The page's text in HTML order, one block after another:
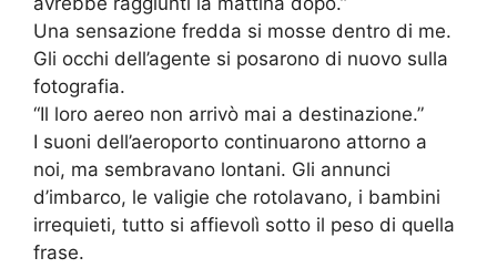
Una sensazione fredda si mosse dentro di me.
Gli occhi dell’agente si posarono di nuovo sulla
fotografia.
“Il loro aereo non arrivò mai a destinazione.”
I suoni dell’aeroporto continuarono attorno a
noi, ma sembravano lontani. Gli annunci
d’imbarco, le valigie che rotolavano, i bambini
irrequieti, tutto si affievolì sotto il peso di quella
frase.